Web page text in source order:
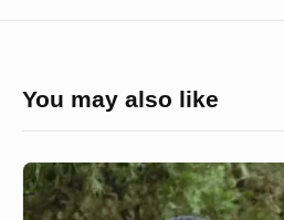
You may also like
ফার্স্ট
টাইমেই